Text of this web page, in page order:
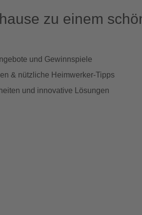
zu einem
und Gewinnspiele
& nützliche Heimwerker-Tipps
und innovative Lösungen